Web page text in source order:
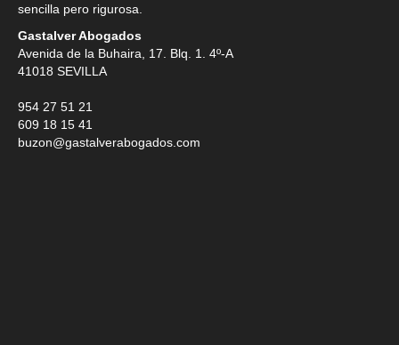
sencilla pero rigurosa.
Gastalver Abogados
Avenida de la Buhaira, 17. Blq. 1. 4º-A
41018 SEVILLA
954 27 51 21
609 18 15 41
buzon@gastalverabogados.com